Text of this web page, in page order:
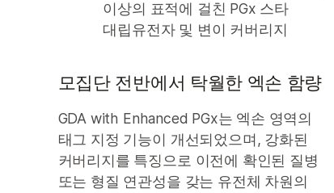
이상의 표적에 걸친 PGx 스타
대립유전자 및 변이 커버리지
모집단 전반에서 탁월한 엑손 함량
GDA with Enhanced PGx는 엑손 영역의
태그 지정 기능이 개선되었으며, 강화된
커버리지를 특징으로 이전에 확인된 질병
또는 형질 연관성을 갖는 유전체 차원의